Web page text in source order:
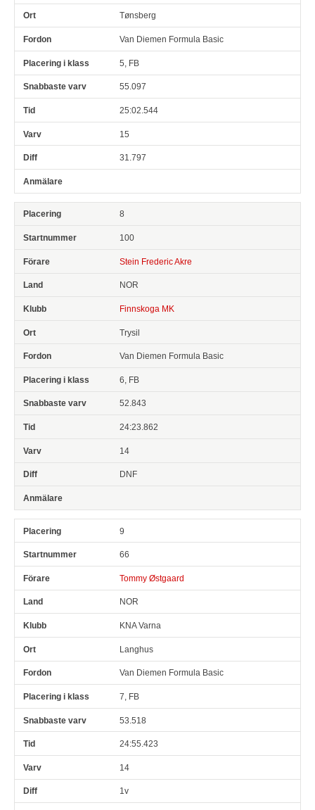
Tønsberg
Van Diemen Formula Basic
5, FB
55.097
25:02.544
15
31.797
8
100
Stein Frederic Akre
NOR
Finnskoga MK
Trysil
Van Diemen Formula Basic
6, FB
52.843
24:23.862
14
DNF
9
66
Tommy Østgaard
NOR
KNA Varna
Langhus
Van Diemen Formula Basic
7, FB
53.518
24:55.423
14
1v